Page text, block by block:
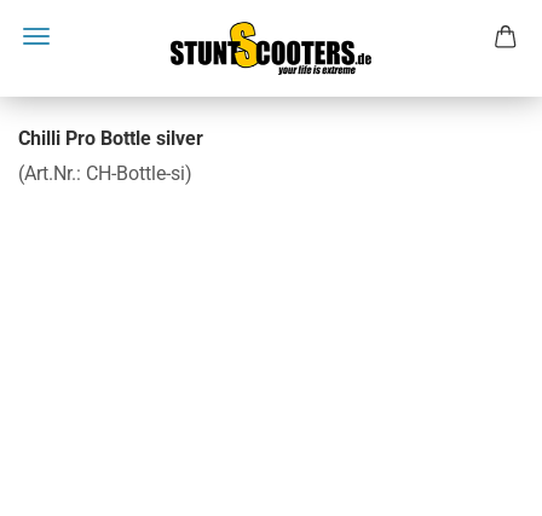
Chilli Pro Bottle silver
(Art.Nr.: CH-Bottle-si)